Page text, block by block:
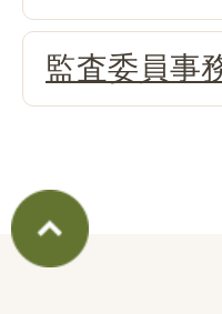
監査委員事